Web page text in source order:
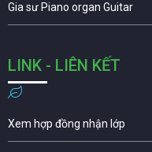
Gia sư Piano organ Guitar
LINK - LIÊN KẾT
Xem hợp đồng nhận lớp